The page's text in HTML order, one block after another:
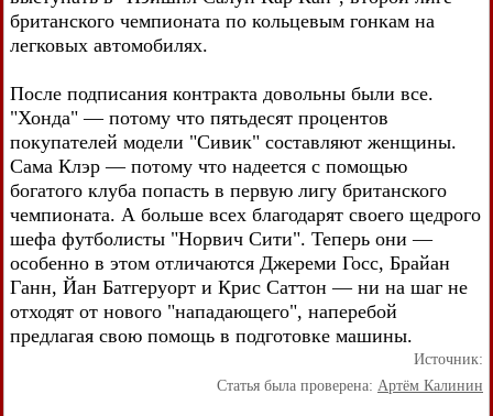
британского чемпионата по кольцевым гонкам на
легковых автомобилях.
После подписания контракта довольны были все.
"Хонда" — потому что пятьдесят процентов
покупателей модели "Сивик" составляют женщины.
Сама Клэр — потому что надеется с помощью
богатого клуба попасть в первую лигу британского
чемпионата. А больше всех благодарят своего щедрого
шефа футболисты "Норвич Сити". Теперь они —
особенно в этом отличаются Джереми Госс, Брайан
Ганн, Йан Батгеруорт и Крис Саттон — ни на шаг не
отходят от нового "нападающего", наперебой
предлагая свою помощь в подготовке машины.
Источник:
Статья была проверена: Артём Калинин